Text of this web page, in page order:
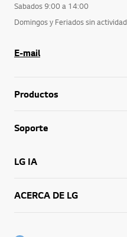
Sabados 9:00 a 14:00
Domingos y Feriados sin actividad
E-mail
Productos
Soporte
LG IA
ACERCA DE LG